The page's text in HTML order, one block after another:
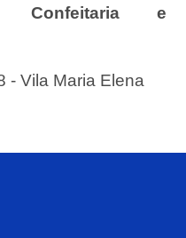
Confeitaria e
- Vila Maria Elena